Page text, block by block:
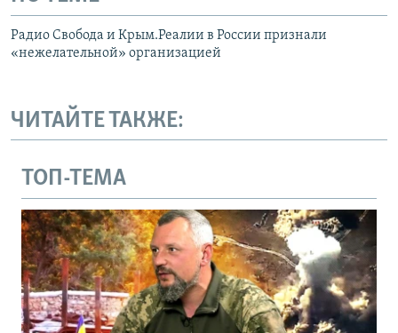
Радио Свобода и Крым.Реалии в России признали
«нежелательной» организацией
ЧИТАЙТЕ ТАКЖЕ:
ТОП-ТЕМА